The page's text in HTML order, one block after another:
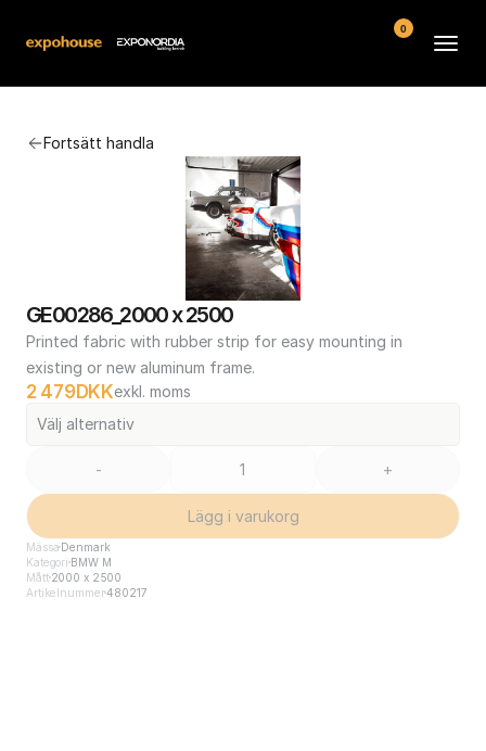
Fortsätt handla
GE00286_2000 x 2500
Printed fabric with rubber strip for easy mounting in
existing or new aluminum frame.
2 479DKKexkl. moms
Välj alternativ
- +
Lägg i varukorg
Mässa Denmark
Kategori BMW M
Mått2000 x 2500
Artikelnummer480217
Kontakt
Köpvillkor
0